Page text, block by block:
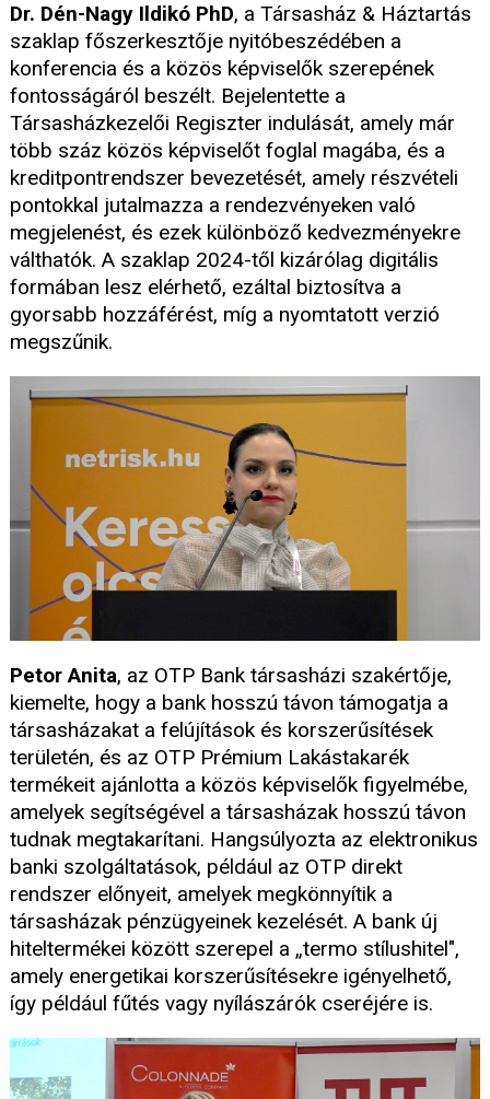
Dr. Dén-Nagy Ildikó PhD, a Társasház & Háztartás
szaklap főszerkesztője nyitóbeszédében a
konferencia és a közös képviselők szerepének
fontosságáról beszélt. Bejelentette a
Társasházkezelői Regiszter indulását, amely már
több száz közös képviselőt foglal magába, és a
kreditpontrendszer bevezetését, amely részvételi
pontokkal jutalmazza a rendezvényeken való
megjelenést, és ezek különböző kedvezményekre
válthatók. A szaklap 2024-től kizárólag digitális
formában lesz elérhető, ezáltal biztosítva a
gyorsabb hozzáférést, míg a nyomtatott verzió
megszűnik.
Petor Anita, az OTP Bank társasházi szakértője,
kiemelte, hogy a bank hosszú távon támogatja a
társasházakat a felújítások és korszerűsítések
területén, és az OTP Prémium Lakástakarék
termékeit ajánlotta a közös képviselők figyelmébe,
amelyek segítségével a társasházak hosszú távon
tudnak megtakarítani. Hangsúlyozta az elektronikus
banki szolgáltatások, például az OTP direkt
rendszer előnyeit, amelyek megkönnyítik a
társasházak pénzügyeinek kezelését. A bank új
hiteltermékei között szerepel a „termo stílushitel",
amely energetikai korszerűsítésekre igényelhető,
így például fűtés vagy nyílászárók cseréjére is.